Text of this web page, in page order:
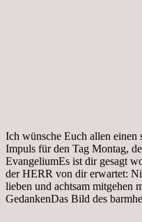
Ich wünsche Euch allen einen
Impuls für den Tag Montag,
EvangeliumEs ist dir gesagt
der HERR von dir erwartet:
lieben und achtsam mitgehen
GedankenDas Bild des